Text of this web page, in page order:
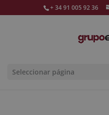
+ 34 91 005 92 36
Seleccionar página